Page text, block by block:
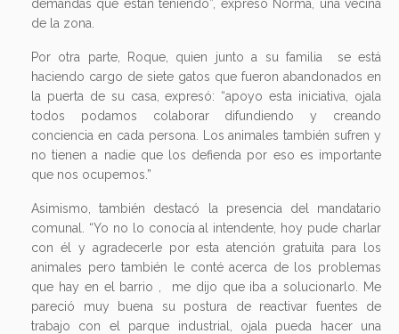
demandas que están teniendo”, expresó Norma, una vecina
de la zona.
Por otra parte, Roque, quien junto a su familia se está
haciendo cargo de siete gatos que fueron abandonados en
la puerta de su casa, expresó: “apoyo esta iniciativa, ojala
todos podamos colaborar difundiendo y creando
conciencia en cada persona. Los animales también sufren y
no tienen a nadie que los defienda por eso es importante
que nos ocupemos.”
Asimismo, también destacó la presencia del mandatario
comunal. “Yo no lo conocía al intendente, hoy pude charlar
con él y agradecerle por esta atención gratuita para los
animales pero también le conté acerca de los problemas
que hay en el barrio , me dijo que iba a solucionarlo. Me
pareció muy buena su postura de reactivar fuentes de
trabajo con el parque industrial, ojala pueda hacer una